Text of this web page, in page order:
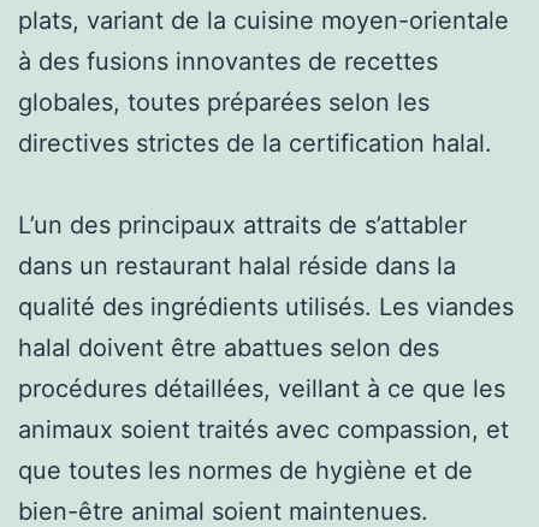
plats, variant de la cuisine moyen-orientale
à des fusions innovantes de recettes
globales, toutes préparées selon les
directives strictes de la certification halal.
L’un des principaux attraits de s’attabler
dans un restaurant halal réside dans la
qualité des ingrédients utilisés. Les viandes
halal doivent être abattues selon des
procédures détaillées, veillant à ce que les
animaux soient traités avec compassion, et
que toutes les normes de hygiène et de
bien-être animal soient maintenues.